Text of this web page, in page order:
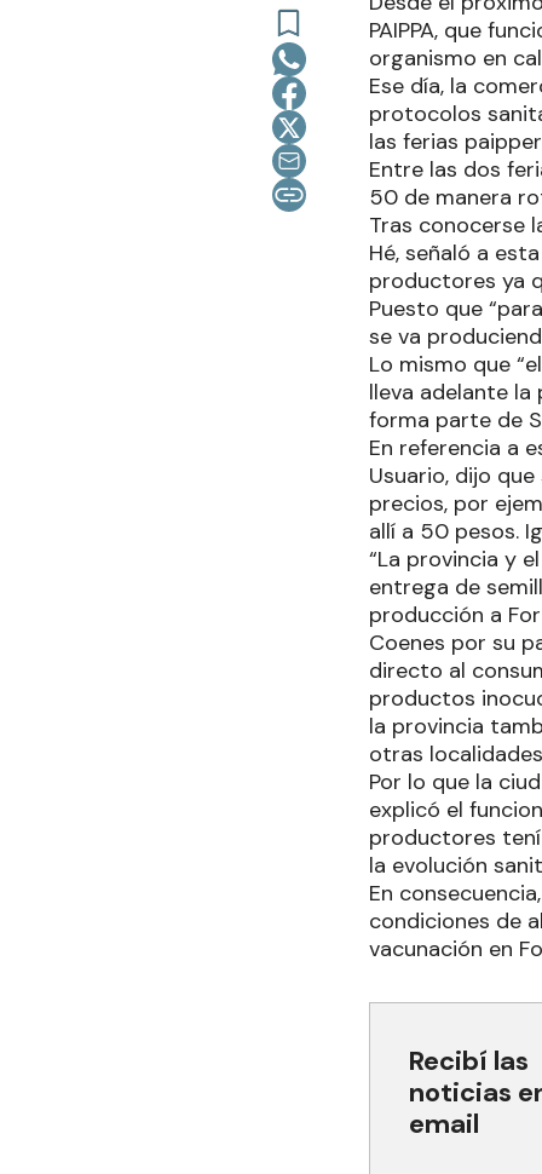
PAIPPA, que
organismo en
Ese día, la
protocolos
las ferias
Entre las dos
50 de manera
Tras conocerse
Hé, señaló a
productores ya
Puesto que
se va
Lo mismo que
lleva adelante
forma parte de
En referencia a
Usuario, dijo
precios, por
allí a 50 pesos.
“La provincia y
entrega de
producción a
Coenes por su
directo al
productos
la provincia
otras
Por lo que la
explicó el
productores
la evolución
En
condiciones de
vacunación en
Recibí las
noticias
email